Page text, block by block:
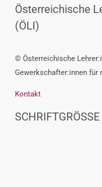
Österreichische
(ÖLI)
© Österreichische
Gewerkschafter:innen für
Kontakt
SCHRIFTGRÖSSE